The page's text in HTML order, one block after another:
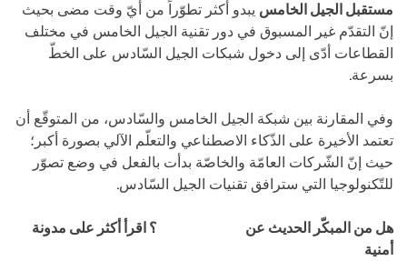
مستقبل الجيل الخامس يبدو أكثر تطوّراً من أيّ وقت مضى بحيث
إنّ التقدّم غير المسبوق في دور تقنية الجيل الخامس في مختلف
القطاعات أدّى إلى دخول شبكات الجيل السّادس على الخطّ
بسرعة.
وفي المقارنة بين شبكة الجيل الخامس والسّادس، من المتوقّع أن
تعتمد الأخيرة على الذّكاء الاصطناعي والتعلّم الآلي بصورة أكبر؛
حيث إنّ الشّركات العامّة والخاصّة بدأت بالفعل في وضع تصوّر
للتّكنولوجيا التي سترافق تقنيات الجيل السّادس.
هل من المبكّر الحديث عن
؟ اقرأ أكثر على مدونة
أمنية